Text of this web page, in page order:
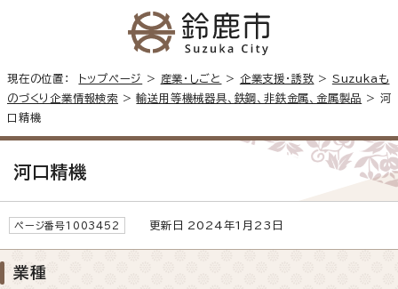
現在の位置： トップページ > 産業・しごと > 企業支援・誘致 > Suzukaも
のづくり企業情報検索 >輸送用等機械器具、鉄鋼、非鉄金属、金属製品 > 河
口精機
河口精機
ページ番号1003452 更新日 2024年1月23日
業種